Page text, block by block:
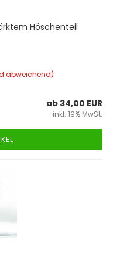
Hös­chen­teil
abweichend)
ab 34,00 EUR
inkl. 19% MwSt.